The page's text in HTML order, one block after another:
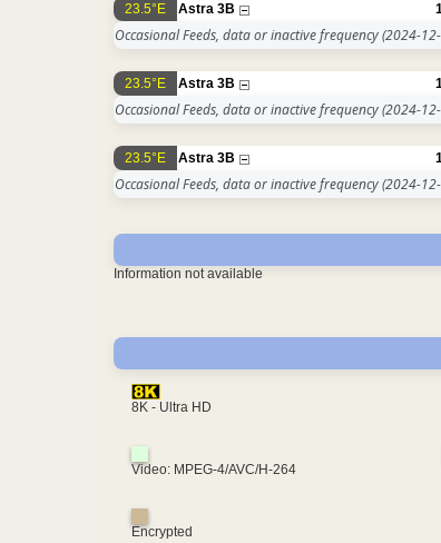
23.5°E Astra 3B
Occasional Feeds, data or inactive frequency(2024-
23.5°E Astra 3B
Occasional Feeds, data or inactive frequency(2024-
23.5°E Astra 3B
Occasional Feeds, data or inactive frequency(2024-
Information not available
8K - Ultra HD
Video: MPEG-4/AVC/H-264
Encrypted